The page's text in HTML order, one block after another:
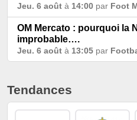
Jeu. 6 août à 14:00 par Foot
OM Mercato : pourquoi la
improbable….
Jeu. 6 août à 13:05 par
Tendances